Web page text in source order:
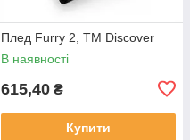
Плед Furry 2, TM Discover
В наявності
615,40 ₴
Купити